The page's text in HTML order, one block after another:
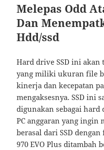
Melepas Odd
Dan
Hdd/ssd
Hard drive SSD ini
yang miliki ukuran file
kinerja dan kecepatan
mengaksesnya. SSD ini
digunakan sebagai hard
PC anggaran yang ingin
berasal dari SSD
970 EVO Plus ditambah